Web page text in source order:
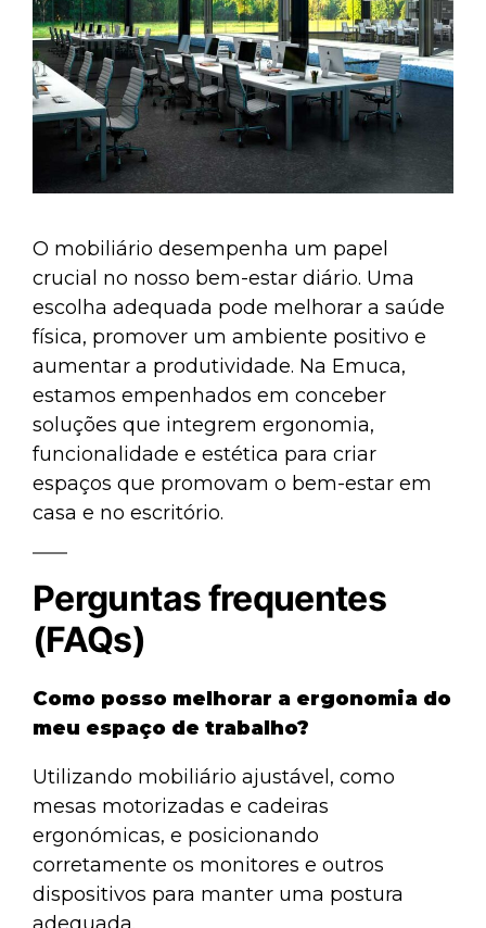
O mobiliário desempenha um papel
crucial no nosso bem-estar diário. Uma
escolha adequada pode melhorar a saúde
física, promover um ambiente positivo e
aumentar a produtividade. Na Emuca,
estamos empenhados em conceber
soluções que integrem ergonomia,
funcionalidade e estética para criar
espaços que promovam o bem-estar em
casa e no escritório.
Perguntas frequentes
(FAQs)
Como posso melhorar a ergonomia do
meu espaço de trabalho?
Utilizando mobiliário ajustável, como
mesas motorizadas e cadeiras
ergonómicas, e posicionando
corretamente os monitores e outros
dispositivos para manter uma postura